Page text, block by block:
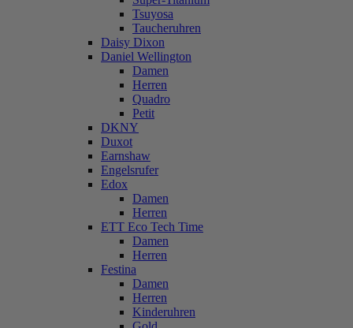
Tsuyosa
Taucheruhren
Daisy Dixon
Daniel Wellington
Damen
Herren
Quadro
Petit
DKNY
Duxot
Earnshaw
Engelsrufer
Edox
Damen
Herren
ETT Eco Tech Time
Damen
Herren
Festina
Damen
Herren
Kinderuhren